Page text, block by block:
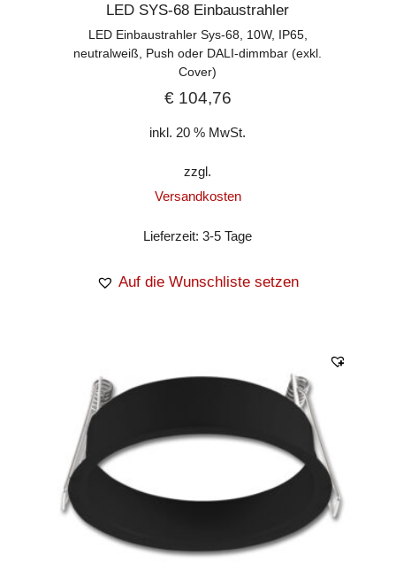
LED SYS-68 Einbaustrahler
LED Einbaustrahler Sys-68, 10W, IP65,
neutralweiß, Push oder DALI-dimmbar (exkl.
Cover)
€104,76
inkl. 20 % MwSt.
zzgl.
Versandkosten
Lieferzeit:3-5 Tage
Auf die Wunschliste setzen